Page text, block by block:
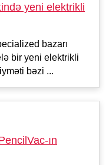
yeni elektrikli
bazarı
bir yeni elektrikli
bəzi ...
ın